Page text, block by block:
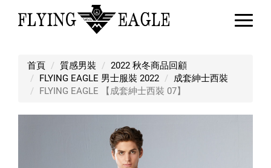
首頁 質感男裝
2022 秋冬商品回顧
FLYING EAGLE 男士服裝 2022
成套紳士西裝
FLYING EAGLE 【成套紳士西裝 07】